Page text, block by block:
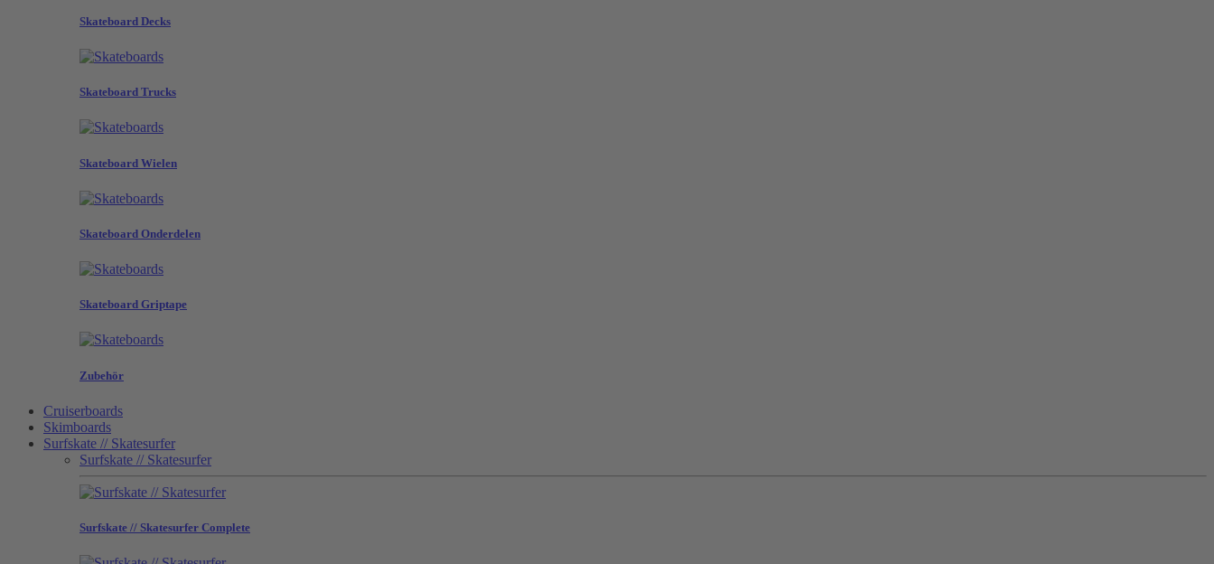
Skateboard Decks
Skateboard Trucks
Skateboard Wielen
Skateboard Onderdelen
Skateboard Griptape
Zubehör
Cruiserboards
Skimboards
Surfskate // Skatesurfer
Surfskate // Skatesurfer
Surfskate // Skatesurfer Complete